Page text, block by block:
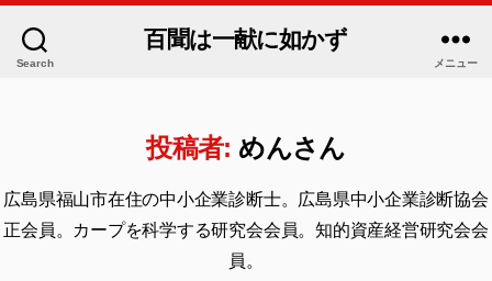
Search
百聞は一献に如かず
メニュー
投稿者: めんさん
広島県福山市在住の中小企業診断士。広島県中小企業診断協会
正会員。カープを科学する研究会会員。知的資産経営研究会会
員。